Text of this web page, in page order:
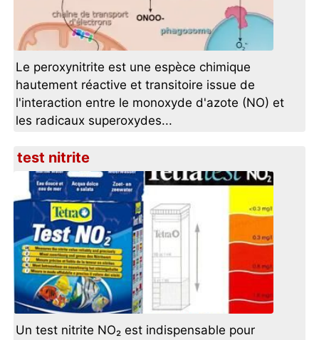
Le peroxynitrite est une espèce chimique
hautement réactive et transitoire issue de
l'interaction entre le monoxyde d'azote (NO) et
les radicaux superoxydes...
test nitrite
Un test nitrite NO₂ est indispensable pour